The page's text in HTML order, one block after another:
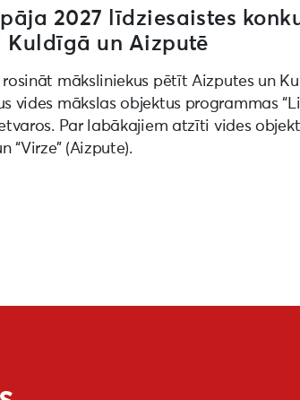
2027 līdziesaistes
Kuldīgā un Aizputē
rosināt māksliniekus pētīt Aizputes un
vides mākslas objektus programmas
Par labākajiem atzīti vides
“Virze” (Aizpute).